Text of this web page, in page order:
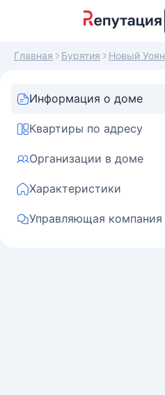
Главная Бурятия Новый Уоян
Информация о доме
Квартиры по адресу
Организации в доме
Характеристики
Управляющая компания